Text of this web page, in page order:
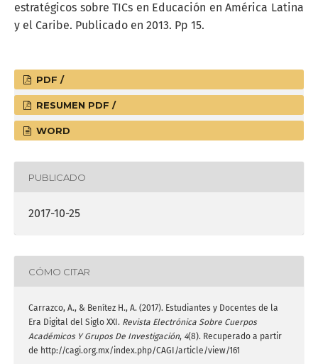
estratégicos sobre TICs en Educación en América Latina
y el Caribe. Publicado en 2013. Pp 15.
PDF /
RESUMEN PDF /
WORD
PUBLICADO
2017-10-25
CÓMO CITAR
Carrazco, A., & Benítez H., A. (2017). Estudiantes y Docentes de la
Era Digital del Siglo XXI. Revista Electrónica Sobre Cuerpos
Académicos Y Grupos De Investigación, 4(8). Recuperado a partir
de http://cagi.org.mx/index.php/CAGI/article/view/161